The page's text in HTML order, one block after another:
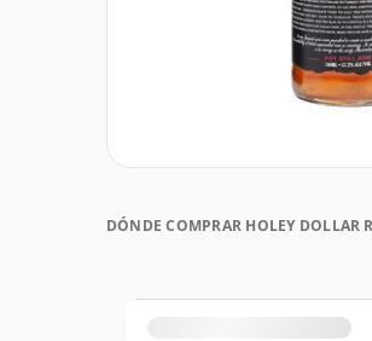
DÓNDE COMPRAR HOLEY DOLLAR